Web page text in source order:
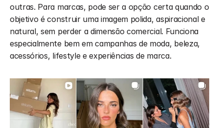
outras. Para marcas, pode ser a opção certa quando o
objetivo é construir uma imagem polida, aspiracional e
natural, sem perder a dimensão comercial. Funciona
especialmente bem em campanhas de moda, beleza,
acessórios, lifestyle e experiências de marca.